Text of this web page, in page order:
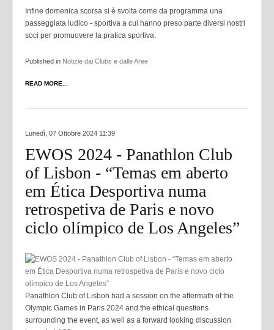
Infine domenica scorsa si è svolta come da programma una
passeggiata ludico - sportiva a cui hanno preso parte diversi nostri
soci per promuovere la pratica sportiva.
Published in Notizie dai Clubs e dalle Aree
READ MORE...
Lunedì, 07 Ottobre 2024 11:39
EWOS 2024 - Panathlon Club
of Lisbon - “Temas em aberto
em Ética Desportiva numa
retrospetiva de Paris e novo
ciclo olímpico de Los Angeles”
Panathlon Club of Lisbon had a session on the aftermath of the
Olympic Games in Paris 2024 and the ethical questions
surrounding the event, as well as a forward looking discussion